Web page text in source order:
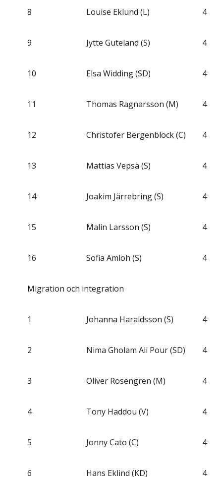
8 Louise Eklund (L) 4
9 Jytte Guteland (S) 4
10 Elsa Widding (SD) 4
11 Thomas Ragnarsson (M) 4
12 Christofer Bergenblock (C) 4
13 Mattias Vepsä (S) 4
14 Joakim Järrebring (S) 4
15 Malin Larsson (S) 4
16 Sofia Amloh (S) 4
Migration och integration
1 Johanna Haraldsson (S) 4
2 Nima Gholam Ali Pour (SD) 4
3 Oliver Rosengren (M) 4
4 Tony Haddou (V) 4
5 Jonny Cato (C) 4
6 Hans Eklind (KD) 4